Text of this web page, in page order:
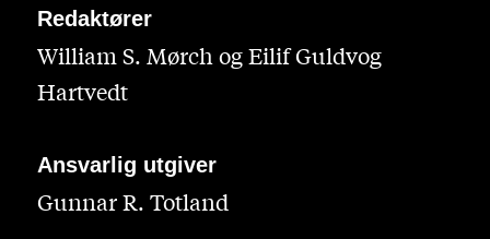
Redaktører
William S. Mørch og Eilif Guldvog
Hartvedt
Ansvarlig utgiver
Gunnar R. Totland